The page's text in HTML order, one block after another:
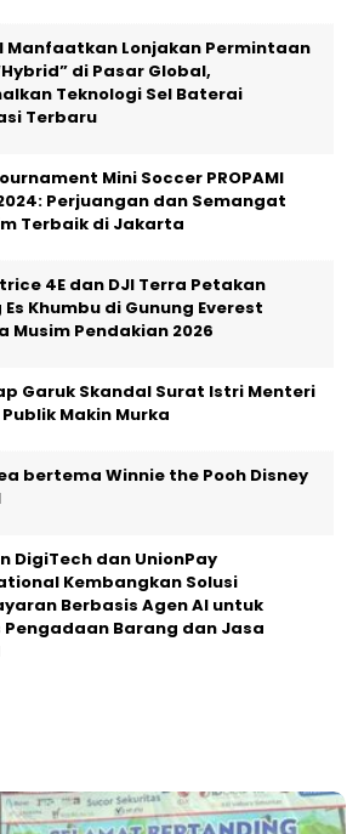
Manfaatkan Lonjakan Permintaan
di Pasar Global,
Teknologi Sel Baterai
Terbaru
Mini Soccer PROPAMI
2024: Perjuangan dan Semangat
Terbaik di Jakarta
4E dan DJI Terra Petakan
Es Khumbu di Gunung Everest
Musim Pendakian 2026
Garuk Skandal Surat Istri Menteri
Publik Makin Murka
bertema Winnie the Pooh Disney
DigiTech dan UnionPay
Kembangkan Solusi
Berbasis Agen AI untuk
Pengadaan Barang dan Jasa